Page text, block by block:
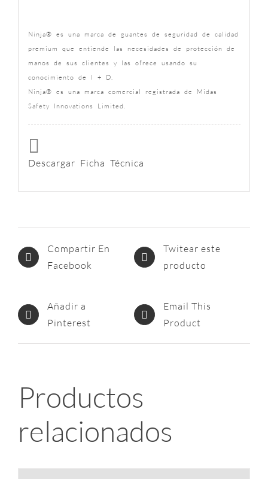
Ninja® es una marca de guantes de seguridad de calidad
premium que entiende las necesidades de protección de
manos de sus clientes y las ofrece usando su
conocimiento de I + D.
Ninja® es una marca comercial registrada de Midas
Safety Innovations Limited.
Descargar Ficha Técnica
Compartir En
Facebook
Twitear este
producto
Añadir a
Pinterest
Email This
Product
Productos
relacionados